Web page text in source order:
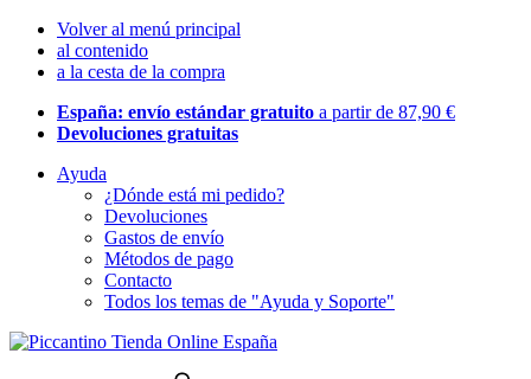
Volver al menú principal
al contenido
a la cesta de la compra
España: envío estándar gratuito a partir de 87,90 €
Devoluciones gratuitas
Ayuda
¿Dónde está mi pedido?
Devoluciones
Gastos de envío
Métodos de pago
Contacto
Todos los temas de "Ayuda y Soporte"